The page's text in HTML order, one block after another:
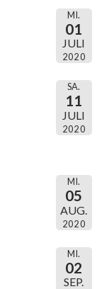
MI.
01
JULI
2020
SA.
11
JULI
2020
MI.
05
AUG.
2020
MI.
02
SEP.